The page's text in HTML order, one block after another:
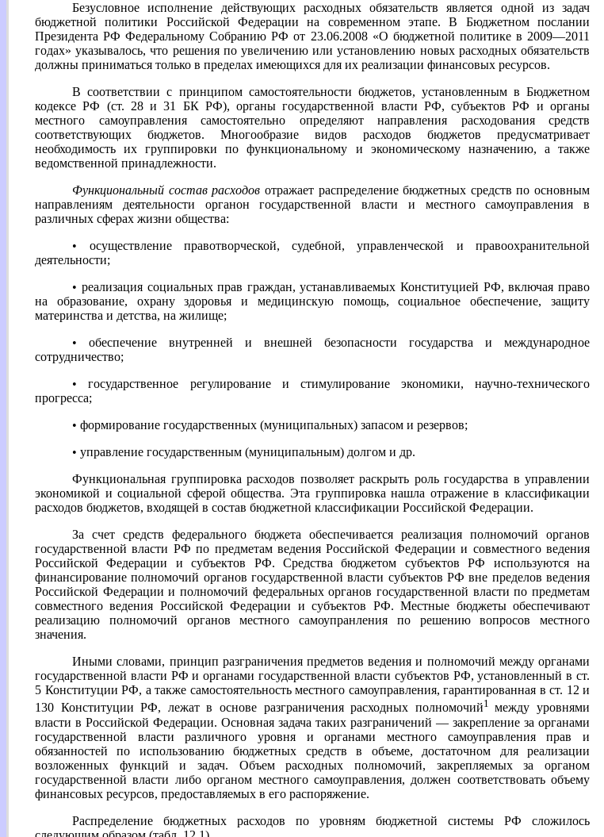
Безусловное исполнение действующих расходных обязательств является одной из задач
бюджетной политики Российской Федерации на современном этапе. В Бюджетном послании
Президента РФ Федеральному Собранию РФ от 23.06.2008 «О бюджетной политике в 2009—2011
годах» указывалось, что решения по увеличению или установлению новых расходных обязательств
должны приниматься только в пределах имеющихся для их реализации финансовых ресурсов.
В соответствии с принципом самостоятельности бюджетов, установленным в Бюджетном
кодексе РФ (ст. 28 и 31 БК РФ), органы государственной власти РФ, субъектов РФ и органы
местного самоуправления самостоятельно определяют направления расходования средств
соответствующих бюджетов. Многообразие видов расходов бюджетов предусматривает
необходимость их группировки по функциональному и экономическому назначению, а также
ведомственной принадлежности.
Функциональный состав расходов отражает распределение бюджетных средств по основным
направлениям деятельности органон государственной власти и местного самоуправления в
различных сферах жизни общества:
• осуществление правотворческой, судебной, управленческой и правоохранительной
деятельности;
• реализация социальных прав граждан, устанавливаемых Конституцией РФ, включая право
на образование, охрану здоровья и медицинскую помощь, социальное обеспечение, защиту
материнства и детства, на жилище;
• обеспечение внутренней и внешней безопасности государства и международное
сотрудничество;
• государственное регулирование и стимулирование экономики, научно-технического
прогресса;
• формирование государственных (муниципальных) запасом и резервов;
• управление государственным (муниципальным) долгом и др.
Функциональная группировка расходов позволяет раскрыть роль государства в управлении
экономикой и социальной сферой общества. Эта группировка нашла отражение в классификации
расходов бюджетов, входящей в состав бюджетной классификации Российской Федерации.
За счет средств федерального бюджета обеспечивается реализация полномочий органов
государственной власти РФ по предметам ведения Российской Федерации и совместного ведения
Российской Федерации и субъектов РФ. Средства бюджетом субъектов РФ используются на
финансирование полномочий органов государственной власти субъектов РФ вне пределов ведения
Российской Федерации и полномочий федеральных органов государственной власти по предметам
совместного ведения Российской Федерации и субъектов РФ. Местные бюджеты обеспечивают
реализацию полномочий органов местного самоупранления по решению вопросов местного
значения.
Иными словами, принцип разграничения предметов ведения и полномочий между органами
государственной власти РФ и органами государственной власти субъектов РФ, установленный в ст.
5 Конституции РФ, а также самостоятельность местного самоуправления, гарантированная в ст. 12 и
130 Конституции РФ, лежат в основе разграничения расходных полномочий1между уровнями
власти в Российской Федерации. Основная задача таких разграничений — закрепление за органами
государственной власти различного уровня и органами местного самоуправления прав и
обязанностей по использованию бюджетных средств в объеме, достаточном для реализации
возложенных функций и задач. Объем расходных полномочий, закрепляемых за органом
государственной власти либо органом местного самоуправления, должен соответствовать объему
финансовых ресурсов, предоставляемых в его распоряжение.
Распределение бюджетных расходов по уровням бюджетной системы РФ сложилось